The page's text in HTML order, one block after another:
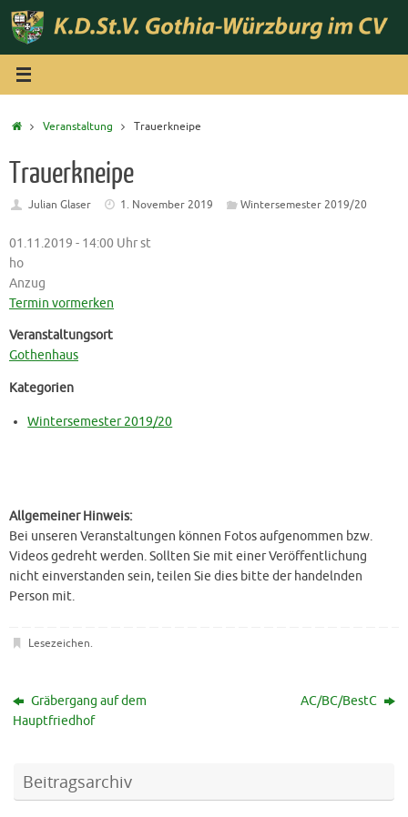
Zum
Inhalt
springen
StartVeranstaltung Trauerkneipe
Trauerkneipe
Julian Glaser 1. November 2019 Wintersemester 2019/20
01.11.2019 - 14:00 Uhr st
ho
Anzug
Termin vormerken
Veranstaltungsort
Gothenhaus
Kategorien
Wintersemester 2019/20
Allgemeiner Hinweis:
Bei unseren Veranstaltungen können Fotos aufgenommen bzw.
Videos gedreht werden. Sollten Sie mit einer Veröffentlichung
nicht einverstanden sein, teilen Sie dies bitte der handelnden
Person mit.
Lesezeichen.
Gräbergang auf dem
Hauptfriedhof
AC/BC/BestC
Beitragsarchiv